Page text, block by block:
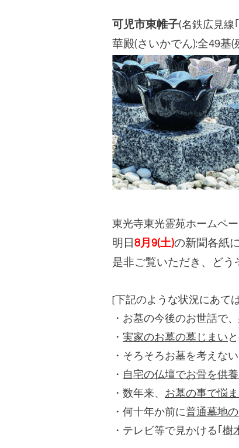
可児市東帷子(名鉄広見線
華殿(さいかでん):全49基(
東光寺東光霊苑ホームペ
明日 8月9(土)の新聞各紙
是非ご覧いただき、どう
[下記のような状況にあて
・お墓の今後のお世話で、
・ 実家のお墓の墓じまい
・そろそろお墓を考えな
・ 自宅の仏壇でお骨を供
・数年来、 お墓の事で悩
・何十年か前に普通墓地
・テレビ等で見かける｢ 樹